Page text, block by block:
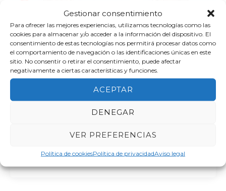
Gestionar consentimiento
Para ofrecer las mejores experiencias, utilizamos tecnologías como las
cookies para almacenar y/o acceder a la información del dispositivo. El
consentimiento de estas tecnologías nos permitirá procesar datos como
el comportamiento de navegación o las identificaciones únicas en este
sitio. No consentir o retirar el consentimiento, puede afectar
negativamente a ciertas características y funciones.
ACEPTAR
DENEGAR
VER PREFERENCIAS
Política de cookiesPolítica de privacidadAviso legal
Eventos|Noticias
Abierto el plazo de inscripción para la
Escuela de Verano 2026 de la
Un año más regresa la Escuela de Verano de la